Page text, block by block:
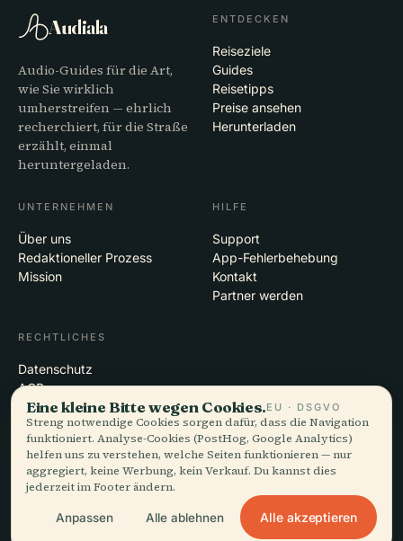
Audiala
Audio-Guides für die Art,
wie Sie wirklich
umherstreifen — ehrlich
recherchiert, für die Straße
erzählt, einmal
heruntergeladen.
ENTDECKEN
Reiseziele
Guides
Reisetipps
Preise ansehen
Herunterladen
UNTERNEHMEN
Über uns
Redaktioneller Prozess
Mission
HILFE
Support
App-Fehlerbehebung
Kontakt
Partner werden
RECHTLICHES
Datenschutz
AGB
Cookie-Einstellungen
Konto löschen
© 2026 Audiala · Gemacht in Morges, Schweiz, unterwegs und in den
EN · FR · DE · ES · IT · PT · JA · ZH · HI · RU · CS · AR
Eine kleine Bitte wegen Cookies.EU · DSGVO
Streng notwendige Cookies sorgen dafür, dass die Navigation
funktioniert. Analyse-Cookies (PostHog, Google Analytics)
helfen uns zu verstehen, welche Seiten funktionieren — nur
aggregiert, keine Werbung, kein Verkauf. Du kannst dies
jederzeit im Footer ändern.
Anpassen Alle ablehnen Alle akzeptieren